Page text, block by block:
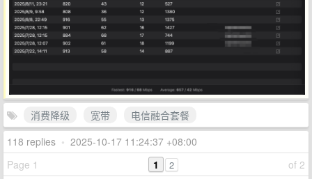
消费降级 宽带
电信融合套餐
118 replies • 2025-10-17 11:24:37 +08:00
Page 1
of 2
1 2